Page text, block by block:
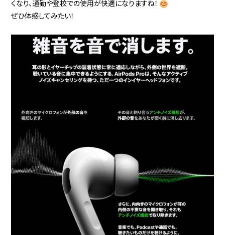
くなり、通勤や登校での使用が快適になりますね！
ぜひ体感してみたい！